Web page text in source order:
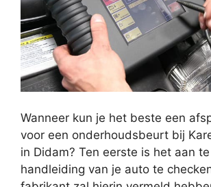
Wanneer kun je het beste een
voor een onderhoudsbeurt bij
in Didam? Ten eerste is het aan
handleiding van je auto te